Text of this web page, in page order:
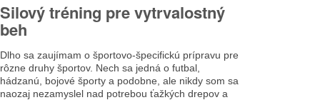
Silový tréning pre vytrvalostný
beh
Dlho sa zaujímam o športovo-špecifickú prípravu pre
rôzne druhy športov. Nech sa jedná o futbal,
hádzanú, bojové športy a podobne, ale nikdy som sa
naozaj nezamyslel nad potrebou ťažkých drepov a